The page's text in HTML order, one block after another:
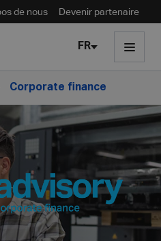
de nous Devenir partenaire
FR
Corporate finance